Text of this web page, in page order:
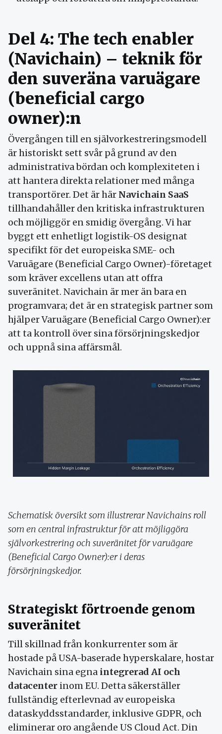
Del 4: The tech enabler
(Navichain) – teknik för
den suveräna varuägare
(beneficial cargo
owner):n
Övergången till en självorkestreringsmodell
är historiskt sett svår på grund av den
administrativa bördan och komplexiteten i
att hantera direkta relationer med många
transportörer. Det är här Navichain SaaS
tillhandahåller den kritiska infrastrukturen
och möjliggör en smidig övergång. Vi har
byggt ett enhetligt logistik-OS designat
specifikt för det europeiska SME- och
Varuägare (Beneficial Cargo Owner)-företaget
som kräver excellens utan att offra
suveränitet. Navichain är mer än bara en
programvara; det är en strategisk partner som
hjälper Varuägare (Beneficial Cargo Owner):er
att ta kontroll över sina försörjningskedjor
och uppnå sina affärsmål.
Schematisk översikt som illustrerar Navichains roll
som en central infrastruktur för att möjliggöra
självorkestrering och suveränitet för varuägare
(Beneficial Cargo Owner):er i deras
försörjningskedjor.
Strategiskt förtroende genom
suveränitet
Till skillnad från konkurrenter som är
hostade på USA-baserade hyperskalare, hostar
Navichain sina egna integrerad AI och
datacenter inom EU. Detta säkerställer
fullständig efterlevnad av europeiska
dataskyddsstandarder, inklusive GDPR, och
eliminerar oro angående US Cloud Act. Din